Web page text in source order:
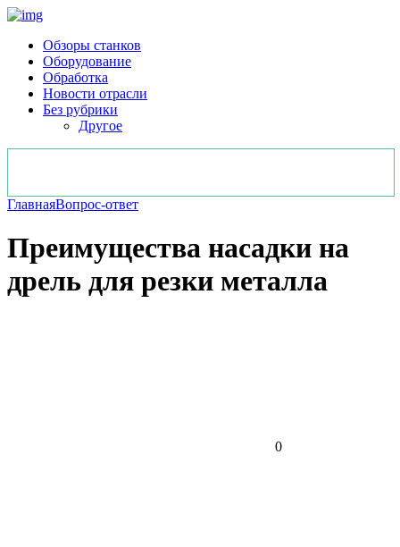
Обзоры станков
Оборудование
Обработка
Новости отрасли
Без рубрики
Другое
ГлавнаяВопрос-ответ
Преимущества насадки на
дрель для резки металла
0